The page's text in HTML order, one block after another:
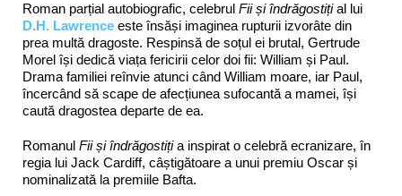
Roman parțial autobiografic, celebrul Fii și îndrăgostițial lui
D.H. Lawrence este însăși imaginea rupturii izvorâte din
prea multă dragoste. Respinsă de soțul ei brutal, Gertrude
Morel își dedică viața fericirii celor doi fii: William și Paul.
Drama familiei reînvie atunci când William moare, iar Paul,
încercând să scape de afecțiunea sufocantă a mamei, își
caută dragostea departe de ea.
Romanul Fii și îndrăgostiția inspirat o celebră ecranizare, în
regia lui Jack Cardiff, câștigătoare a unui premiu Oscar și
nominalizată la premiile Bafta.